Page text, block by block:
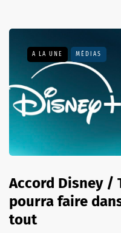
A LA UNE MÉDIAS
Accord Disney /
pourra faire
tout